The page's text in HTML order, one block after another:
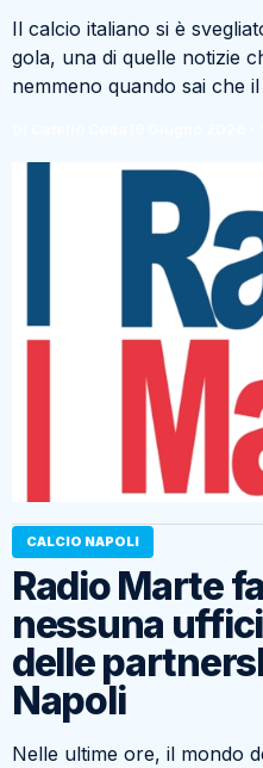
Il calcio italiano si è
gola, una di quelle notizie
nemmeno quando sai che
CALCIO NAPOLI
Radio Marte
nessuna
delle
Napoli
Nelle ultime ore, il mondo